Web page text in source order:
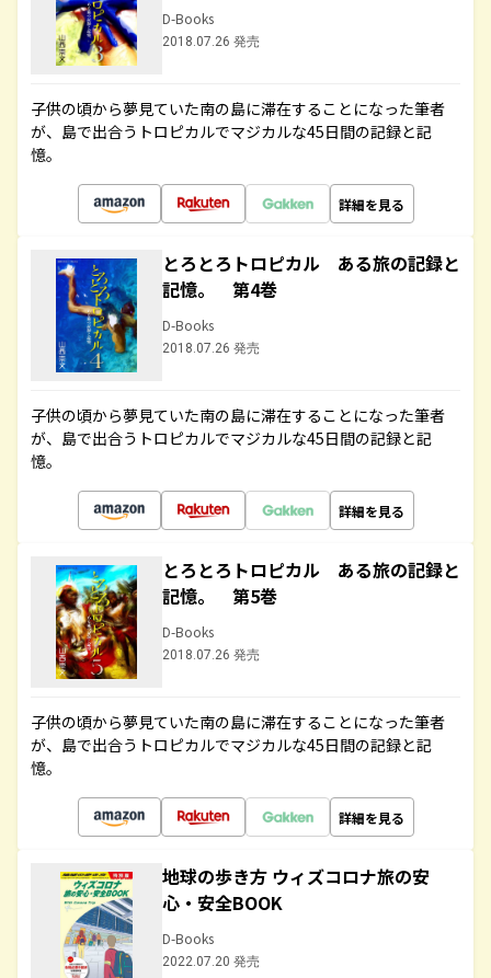
D-Books
2018.07.26 発売
子供の頃から夢見ていた南の島に滞在することになった筆者
が、島で出合うトロピカルでマジカルな45日間の記録と記
憶。
詳細を見る
とろとろトロピカル ある旅の記録と
記憶。 第4巻
D-Books
2018.07.26 発売
子供の頃から夢見ていた南の島に滞在することになった筆者
が、島で出合うトロピカルでマジカルな45日間の記録と記
憶。
詳細を見る
とろとろトロピカル ある旅の記録と
記憶。 第5巻
D-Books
2018.07.26 発売
子供の頃から夢見ていた南の島に滞在することになった筆者
が、島で出合うトロピカルでマジカルな45日間の記録と記
憶。
詳細を見る
地球の歩き方 ウィズコロナ旅の安
心・安全BOOK
D-Books
2022.07.20 発売